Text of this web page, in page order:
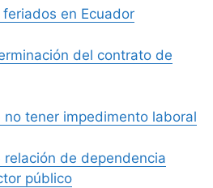
en Ecuador
del contrato de
tener impedimento laboral
de dependencia
público